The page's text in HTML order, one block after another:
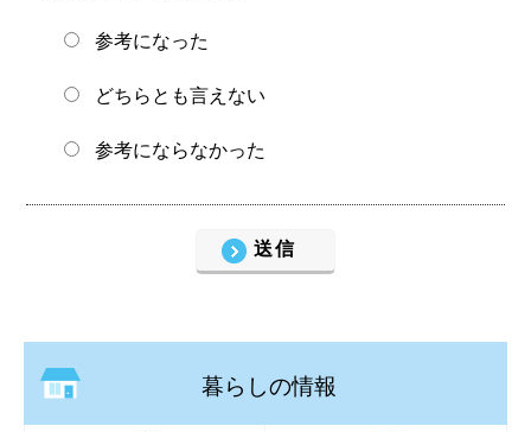
参考になった
どちらとも言えない
参考にならなかった
暮らしの情報